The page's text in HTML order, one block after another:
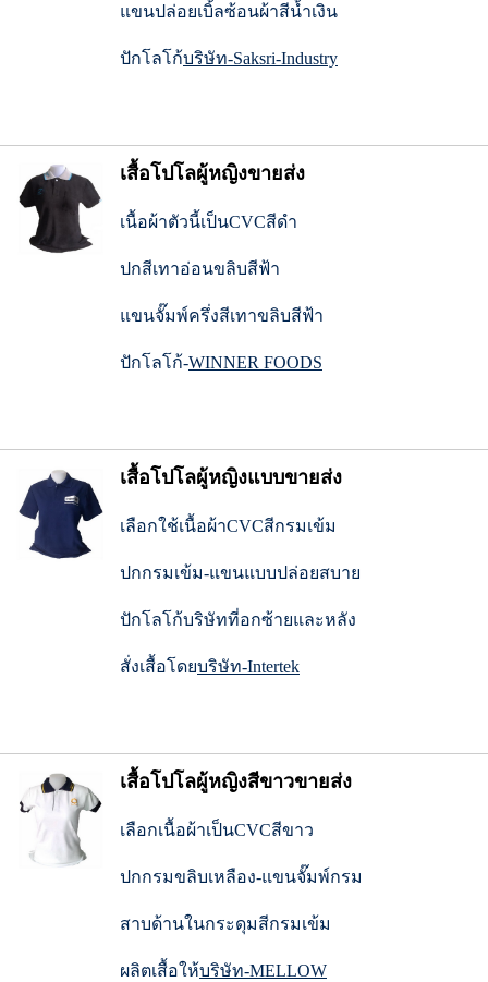
แขนปล่อยเบิ้ลซ้อนผ้าสีน้ำเงิน
ปักโลโก้บริษัท-Saksri-Industry
เสื้อโปโลผู้หญิงขายส่ง
เนื้อผ้าตัวนี้เป็นCVCสีดำ
ปกสีเทาอ่อนขลิบสีฟ้า
แขนจั๊มพ์ครึ่งสีเทาขลิบสีฟ้า
ปักโลโก้-WINNER FOODS
เสื้อโปโลผู้หญิงแบบขายส่ง
เลือกใช้เนื้อผ้าCVCสีกรมเข้ม
ปกกรมเข้ม-แขนแบบปล่อยสบาย
ปักโลโก้บริษัทที่อกซ้ายและหลัง
สั่งเสื้อโดยบริษัท-Intertek
เสื้อโปโลผู้หญิงสีขาวขายส่ง
เลือกเนื้อผ้าเป็นCVCสีขาว
ปกกรมขลิบเหลือง-แขนจั๊มพ์กรม
สาบด้านในกระดุมสีกรมเข้ม
ผลิตเสื้อให้บริษัท-MELLOW